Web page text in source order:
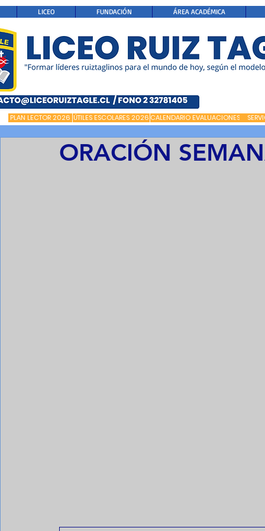
LICEO FUNDACIÓN ÁREA ACADÉMICA
PLAN LECTOR 2026 ÚTILES ESCOLARES 2026 CALENDARIO EVALUACIONES
ORACIÓN